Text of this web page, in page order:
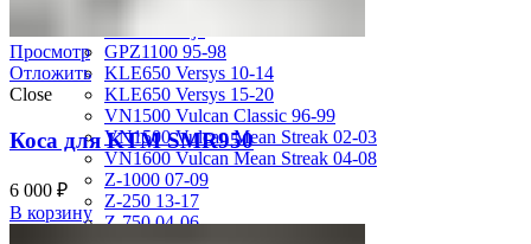
GPZ1100 95-98
KLE650 Versys 10-14
KLE650 Versys 15-20
VN1500 Vulcan Classic 96-99
VN1500 Vulcan Mean Streak 02-03
VN1600 Vulcan Mean Streak 04-08
Z-1000 07-09
Z-250 13-17
Z-750 04-06
Просмотр
Отложить
Close
Коса для KTM SMR950
6 000 ₽
В корзину